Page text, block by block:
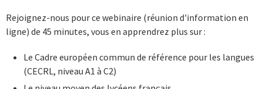
Rejoignez-nous pour ce webinaire (réunion d'information en
ligne) de 45 minutes, vous en apprendrez plus sur :
Le Cadre européen commun de référence pour les langues
(CECRL, niveau A1 à C2)